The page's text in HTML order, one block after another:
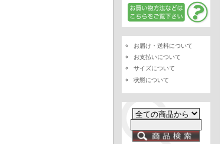
お届け・送料について
お支払いについて
サイズについて
状態について